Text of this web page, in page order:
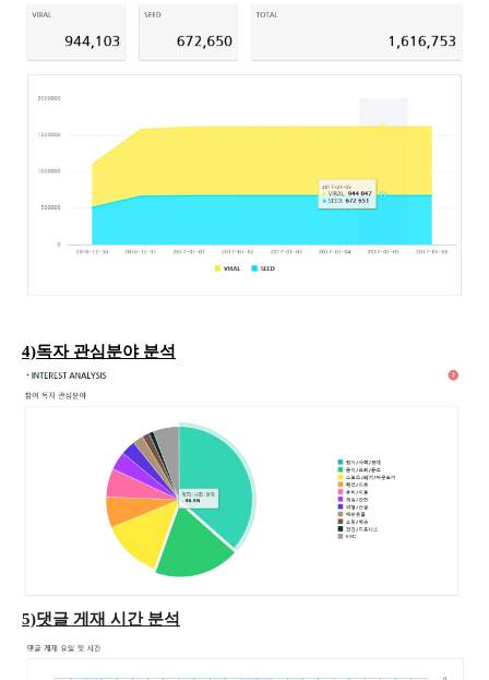
4)독자 관심분야 분석
5)댓글 게재 시간 분석